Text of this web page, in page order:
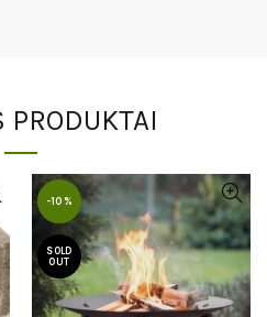
PRODUKTAI
-10%
SOLD
OUT